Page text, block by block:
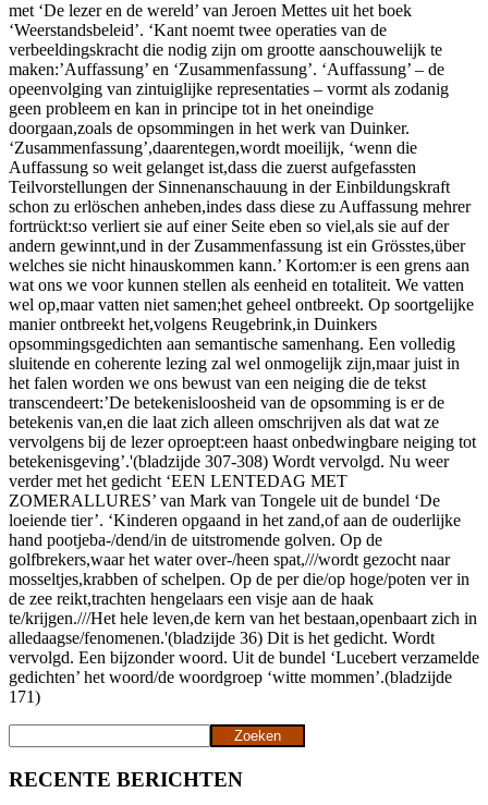
met ‘De lezer en de wereld’ van Jeroen Mettes uit het boek
‘Weerstandsbeleid’. ‘Kant noemt twee operaties van de
verbeeldingskracht die nodig zijn om grootte aanschouwelijk te
maken:’Auffassung’ en ‘Zusammenfassung’. ‘Auffassung’ – de
opeenvolging van zintuiglijke representaties – vormt als zodanig
geen probleem en kan in principe tot in het oneindige
doorgaan,zoals de opsommingen in het werk van Duinker.
‘Zusammenfassung’,daarentegen,wordt moeilijk, ‘wenn die
Auffassung so weit gelanget ist,dass die zuerst aufgefassten
Teilvorstellungen der Sinnenanschauung in der Einbildungskraft
schon zu erlöschen anheben,indes dass diese zu Auffassung mehrer
fortrückt:so verliert sie auf einer Seite eben so viel,als sie auf der
andern gewinnt,und in der Zusammenfassung ist ein Grösstes,über
welches sie nicht hinauskommen kann.’ Kortom:er is een grens aan
wat ons we voor kunnen stellen als eenheid en totaliteit. We vatten
wel op,maar vatten niet samen;het geheel ontbreekt. Op soortgelijke
manier ontbreekt het,volgens Reugebrink,in Duinkers
opsommingsgedichten aan semantische samenhang. Een volledig
sluitende en coherente lezing zal wel onmogelijk zijn,maar juist in
het falen worden we ons bewust van een neiging die de tekst
transcendeert:’De betekenisloosheid van de opsomming is er de
betekenis van,en die laat zich alleen omschrijven als dat wat ze
vervolgens bij de lezer oproept:een haast onbedwingbare neiging tot
betekenisgeving’.'(bladzijde 307-308) Wordt vervolgd. Nu weer
verder met het gedicht ‘EEN LENTEDAG MET
ZOMERALLURES’ van Mark van Tongele uit de bundel ‘De
loeiende tier’. ‘Kinderen opgaand in het zand,of aan de ouderlijke
hand pootjeba-/dend/in de uitstromende golven. Op de
golfbrekers,waar het water over-/heen spat,///wordt gezocht naar
mosseltjes,krabben of schelpen. Op de per die/op hoge/poten ver in
de zee reikt,trachten hengelaars een visje aan de haak
te/krijgen.///Het hele leven,de kern van het bestaan,openbaart zich in
alledaagse/fenomenen.'(bladzijde 36) Dit is het gedicht. Wordt
vervolgd. Een bijzonder woord. Uit de bundel ‘Lucebert verzamelde
gedichten’ het woord/de woordgroep ‘witte mommen’.(bladzijde
171)
Zoeken
RECENTE BERICHTEN